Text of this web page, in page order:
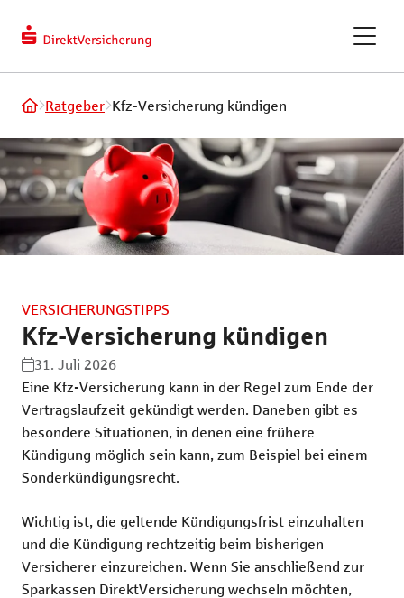
eVB-Nummer
GAPcare – die Kaufpreis­
versicherung
ReparaturKostenSchutz
Fahrradversicherung
Recht und Haftung
Privathaftpflichtversicherung
Rechtsschutzversicherung
ändern
Ratgeber Kfz-Versicherung kündigen
Kfz-Versicherung kündigen
VERSICHERUNGSTIPPS
31. Juli 2026
Eine Kfz-Versicherung kann in der Regel zum Ende der
Vertragslaufzeit gekündigt werden. Daneben gibt es
besondere Situationen, in denen eine frühere
Kündigung möglich sein kann, zum Beispiel bei einem
Sonderkündigungsrecht.
Wichtig ist, die geltende Kündigungsfrist einzuhalten
und die Kündigung rechtzeitig beim bisherigen
Versicherer einzureichen. Wenn Sie anschließend zur
Sparkassen DirektVersicherung wechseln möchten,